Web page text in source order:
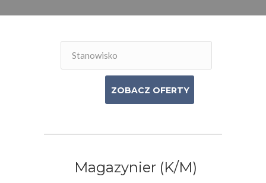
Magazynier (K/M)